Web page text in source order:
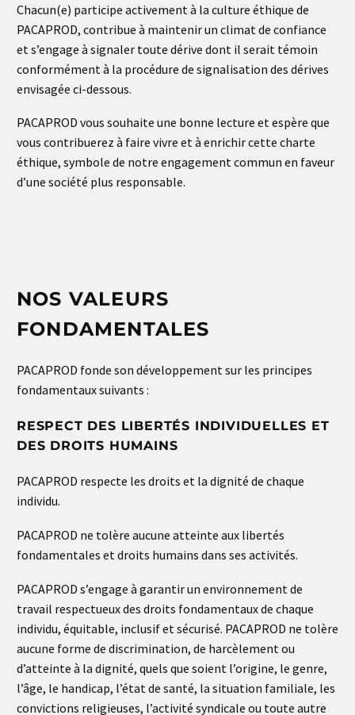
Chacun(e) participe activement à la culture éthique de
PACAPROD, contribue à maintenir un climat de confiance
et s’engage à signaler toute dérive dont il serait témoin
conformément à la procédure de signalisation des dérives
envisagée ci-dessous.
PACAPROD vous souhaite une bonne lecture et espère que
vous contribuerez à faire vivre et à enrichir cette charte
éthique, symbole de notre engagement commun en faveur
d’une société plus responsable.
NOS VALEURS
FONDAMENTALES
PACAPROD fonde son développement sur les principes
fondamentaux suivants :
RESPECT DES LIBERTÉS INDIVIDUELLES ET
DES DROITS HUMAINS
PACAPROD respecte les droits et la dignité de chaque
individu.
PACAPROD ne tolère aucune atteinte aux libertés
fondamentales et droits humains dans ses activités.
PACAPROD s’engage à garantir un environnement de
travail respectueux des droits fondamentaux de chaque
individu, équitable, inclusif et sécurisé. PACAPROD ne tolère
aucune forme de discrimination, de harcèlement ou
d’atteinte à la dignité, quels que soient l’origine, le genre,
l’âge, le handicap, l’état de santé, la situation familiale, les
convictions religieuses, l’activité syndicale ou toute autre